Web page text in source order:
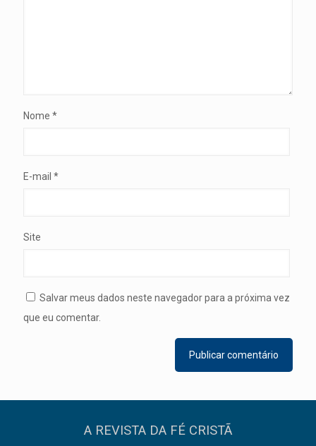
Nome *
E-mail *
Site
Salvar meus dados neste navegador para a próxima vez
que eu comentar.
A REVISTA DA FÉ CRISTÃ